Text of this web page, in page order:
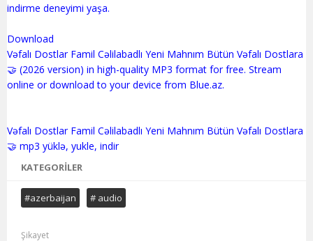
indirme deneyimi yaşa.
Download
Vəfalı Dostlar Famil Cəlilabadlı Yeni Mahnım Bütün Vəfalı Dostlara
🤝 (2026 version) in high-quality MP3 format for free. Stream
online or download to your device from Blue.az.
Vəfalı Dostlar Famil Cəlilabadlı Yeni Mahnım Bütün Vəfalı Dostlara
KATEGORILER
#azerbaijan # audio
Şikayet